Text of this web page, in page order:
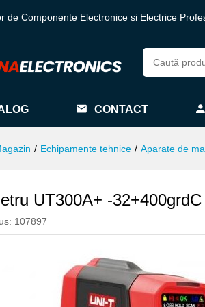
de Componente Electronice si Electrice
CONTACT
/ Echipamente tehnice / Aparate de
UT300A+ -32+400grdC
107897